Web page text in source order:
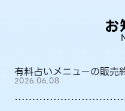
お
有料占いメニューの販売
2026.06.08